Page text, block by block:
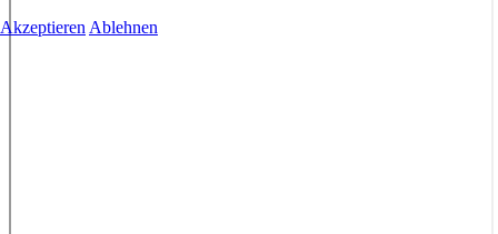
Akzeptieren Ablehnen